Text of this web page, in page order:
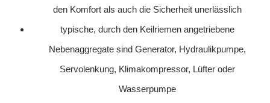
den Komfort als auch die Sicherheit unerlässlich
typische, durch den Keilriemen angetriebene
Nebenaggregate sind Generator, Hydraulikpumpe,
Servolenkung, Klimakompressor, Lüfter oder
Wasserpumpe